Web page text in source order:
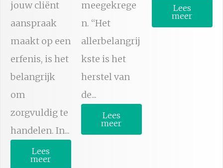
jouw cliënt
aanspraak
maakt op een
erfenis, is het
belangrijk
om
zorgvuldig te
handelen. In...
Lees
meer
meegekrege
n. “Het
allerbelangrij
kste is het
herstel van
de...
Lees
meer
Lees
meer